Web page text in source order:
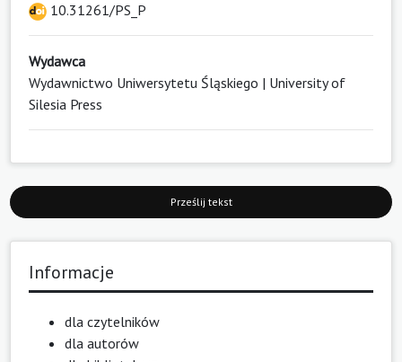
10.31261/PS_P
Wydawca
Wydawnictwo Uniwersytetu Śląskiego | University of
Silesia Press
Prześlij tekst
Informacje
dla czytelników
dla autorów